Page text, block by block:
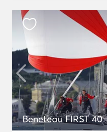
Beneteau FIRST 40